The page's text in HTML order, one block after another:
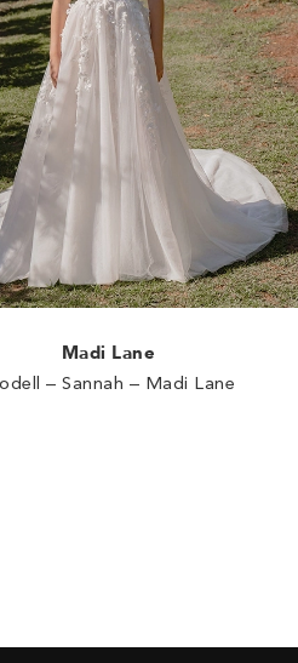
Madi Lane
– Sannah – Madi Lane